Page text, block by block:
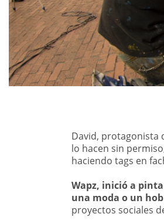
David, protagonista
lo hacen sin
haciendo tags en
Wapz, inició a
una moda o un
proyectos sociales